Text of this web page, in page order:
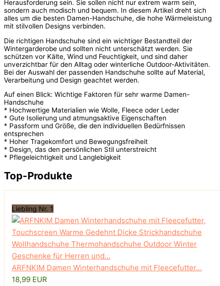
Herausforderung sein. Sie sollen nicht nur extrem warm sein,
sondern auch modisch und bequem. In diesem Artikel dreht sich
alles um die besten Damen-Handschuhe, die hohe Wärmeleistung
mit stilvollen Designs verbinden.
Die richtigen Handschuhe sind ein wichtiger Bestandteil der
Wintergarderobe und sollten nicht unterschätzt werden. Sie
schützen vor Kälte, Wind und Feuchtigkeit, und sind daher
unverzichtbar für den Alltag oder winterliche Outdoor-Aktivitäten.
Bei der Auswahl der passenden Handschuhe sollte auf Material,
Verarbeitung und Design geachtet werden.
Auf einen Blick: Wichtige Faktoren für sehr warme Damen-
Handschuhe
* Hochwertige Materialien wie Wolle, Fleece oder Leder
* Gute Isolierung und atmungsaktive Eigenschaften
* Passform und Größe, die den individuellen Bedürfnissen
entsprechen
* Hoher Tragekomfort und Bewegungsfreiheit
* Design, das den persönlichen Stil unterstreicht
* Pflegeleichtigkeit und Langlebigkeit
Top-Produkte
Liebling Nr. 1
ARFNKIM Damen Winterhandschuhe mit Fleecefutter...
18,99 EUR